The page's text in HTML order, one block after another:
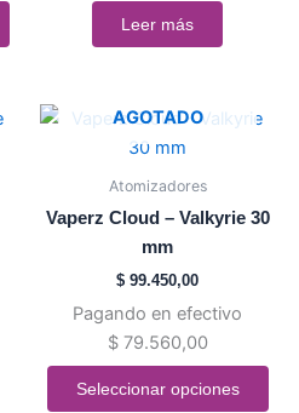
Leer más
AGOTADO
Atomizadores
Vaperz Cloud – Valkyrie 30
mm
$ 99.450,00
Pagando en efectivo
$79.560,00
Seleccionar opciones
Este
producto
tiene
variantes.
opciones
se
pueden
en